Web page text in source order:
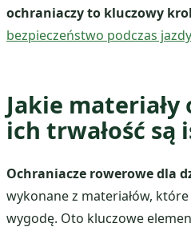
ochraniaczy to kluczowy
bezpieczeństwo podczas
Jakie materiały
ich trwałość są
Ochraniacze rowerowe dla
wykonane z materiałów, które
wygodę. Oto kluczowe